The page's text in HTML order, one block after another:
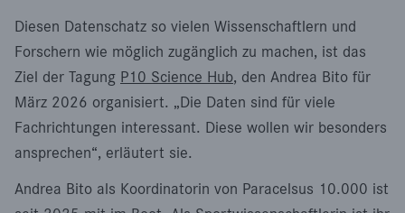
Diesen Datenschatz so vielen Wissenschaftlern und
Forschern wie möglich zugänglich zu machen, ist das
Ziel der Tagung P10 Science Hub, den Andrea Bito für
März 2026 organisiert. „Die Daten sind für viele
Fachrichtungen interessant. Diese wollen wir besonders
ansprechen“, erläutert sie.
Andrea Bito als Koordinatorin von Paracelsus 10.000 ist